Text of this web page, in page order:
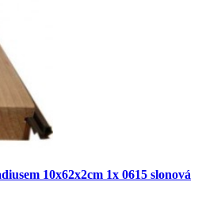
10x62x2cm 1x 0615 slonová